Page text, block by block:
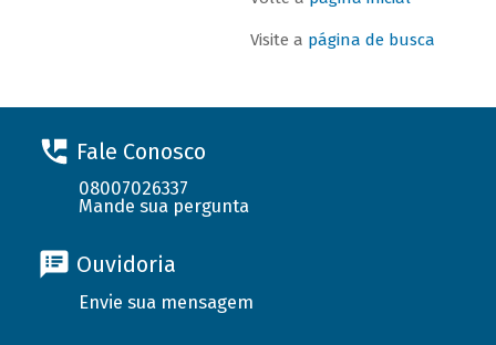
Visite a página de busca
Fale Conosco
08007026337
Mande sua pergunta
Ouvidoria
Envie sua mensagem